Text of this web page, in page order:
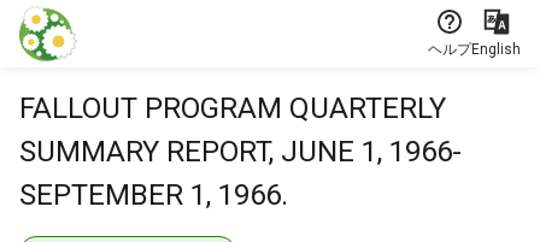
本文に飛ぶ
ヘルプEnglish
FALLOUT PROGRAM QUARTERLY
SUMMARY REPORT, JUNE 1, 1966-
SEPTEMBER 1, 1966.